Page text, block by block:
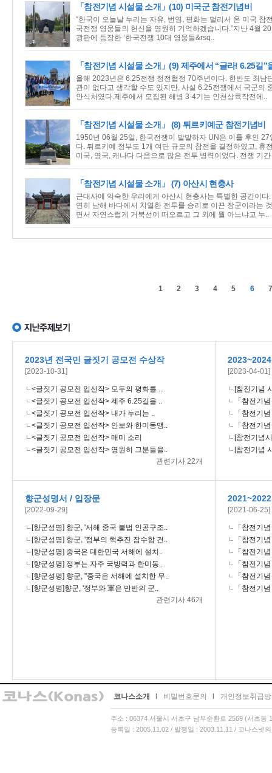
「참전기념 시설물 소개」(10) 미국군 참전기념비
“한국이 오늘날 누리는 자유, 번영, 평화는 멀리서 온 미국 참
국전쟁 영웅들의 헌신을 영원히 기억하겠습니다.”지난 4월
광판에 등장한 ‘한국전쟁 10대 영웅들&rsq..
「참전기념 시설물 소개」(9) 제주에서 “글라! 6.25길”
올해 2023년은 6.25전쟁 정전협정 70주년이다. 한반도 최남
관이 없다고 생각할 수도 있지만, 사실 6.25전쟁에서 국군의
안식처였다.제주에서 모집된 해병 3·4기는 인천상륙작전에..
「참전기념 시설물 소개」 (8) 튀르키예군 참전기념비
1950년 06월 25일, 한국전쟁이 발발하자 UN은 이틀 후인
다. 튀르키예 정부도 1개 여단 규모의 참전을 결정하였고, 휴
미국, 영국, 캐나다 다음으로 많은 전투 병력이었다. 전쟁 기간
「참전기념 시설물 소개」 (7) 아산시 현충사
근대사에 익숙한 우리에게 아산시 현충사는 특별한 공간이
연히 남해 바다에서 치열한 전투를 승리로 이끈 장군이라는
면서 자연스럽게 거북선이 떠오르고 그 외에 뭘 아느냐고 누..
1 2 3 4 5 6 7
2023년 전국민 글짓기 공모전 수상작
[2023-10-31]
<글짓기 공모전 입선작> 모두의 평화를 ..
<글짓기 공모전 입선작> 제주 6.25길을 ..
<글짓기 공모전 입선작> 내가 누리는 ..
<글짓기 공모전 입선작> 안보와 한미동맹..
<글짓기 공모전 입선작> 매미 소리
<글짓기 공모전 입선작> 영원히 그분들을..
관련기사 22개
[2023-04-01]
[참전기념
「참전기
「참전기
「참전기
[참전기념
[참전기념
향군성명서 / 입장문
[2022-09-29]
[향군성명] 향군, '서해 중국 불법 인공구조..
[향군성명] 향군, '정부의 핵추진 잠수함 건..
[향군성명] 중국은 대한민국 서해에 설치..
[향군성명] 정부는 자주 국방력과 한미동..
[향군성명] 향군, "중국은 서해에 설치한 무..
[향군성명]향군, '정부와 軍은 만반의 군..
관련기사 46개
[2021-06-25]
「참전기
「참전기
「참전기
「참전기
「참전기
「참전기
코나스소개 비밀번호문의 개인정보취급
주소 : 06374 서울시 서초구 남부순환로 2569 (서초
등록일 : 2005.11.02 / 발행일 : 2003.11.11 / 코나스넷